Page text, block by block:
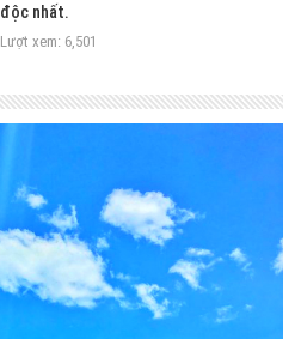
độc nhất.
Lượt xem: 6,501